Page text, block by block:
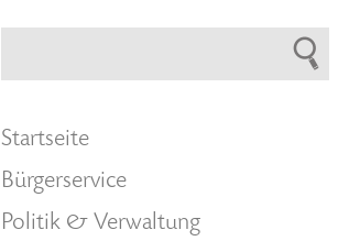
Startseite
Bürgerservice
Politik & Verwaltung